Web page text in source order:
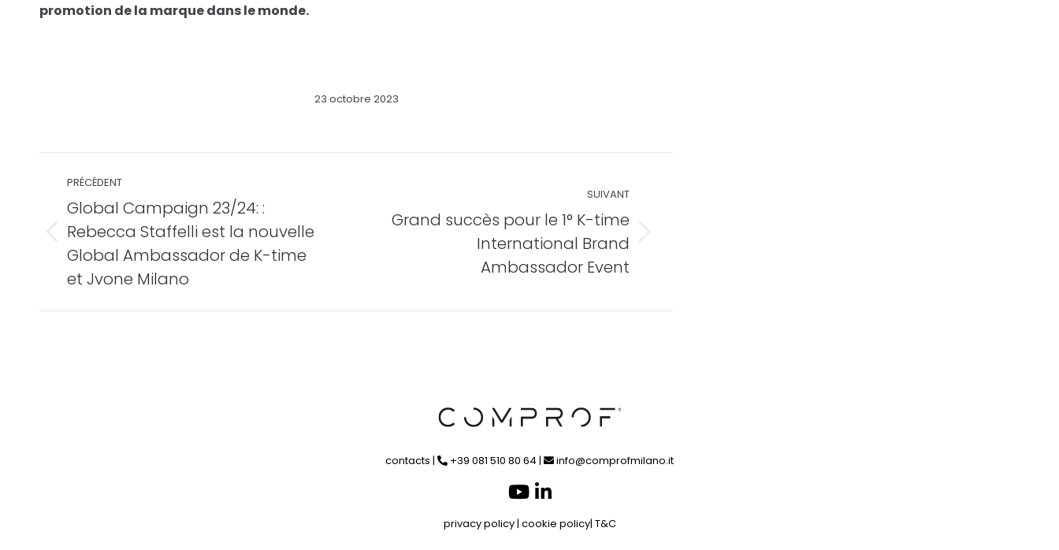
promotion de la marque dans le monde.
23 octobre 2023
Navigation
article
PRÉCÉDENT
Article
précédent
:
Global Campaign 23/24: :
Rebecca Staffelli est la nouvelle
Global Ambassador de K-time
et Jvone Milano
SUIVANT
Grand succès pour le 1° K-time
International Brand
Ambassador Event
contacts | +39 081 510 80 64 | info@comprofmilano.it
privacy policy| cookie policy| T&C